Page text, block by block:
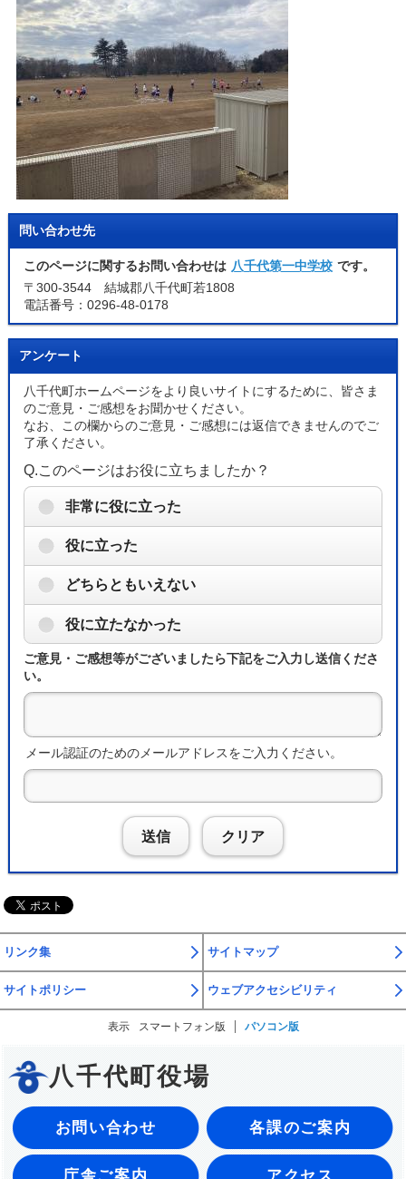
問い合わせ先
このページに関するお問い合わせは 八千代第一中学校 です。
〒300-3544 結城郡八千代町若1808
電話番号：0296-48-0178
アンケート
八千代町ホームページをより良いサイトにするために、皆さま
のご意見・ご感想をお聞かせください。
なお、この欄からのご意見・ご感想には返信できませんのでご
了承ください。
Q.このページはお役に立ちましたか？
非常に役に立った
役に立った
どちらともいえない
役に立たなかった
ご意見・ご感想等がございましたら下記をご入力し送信くださ
い。
メール認証のためのメールアドレスをご入力ください。
送信 クリア
リンク集 サイトマップ
サイトポリシー ウェブアクセシビリティ
表示 スマートフォン版 パソコン版
八千代町役場
お問い合わせ 各課のご案内